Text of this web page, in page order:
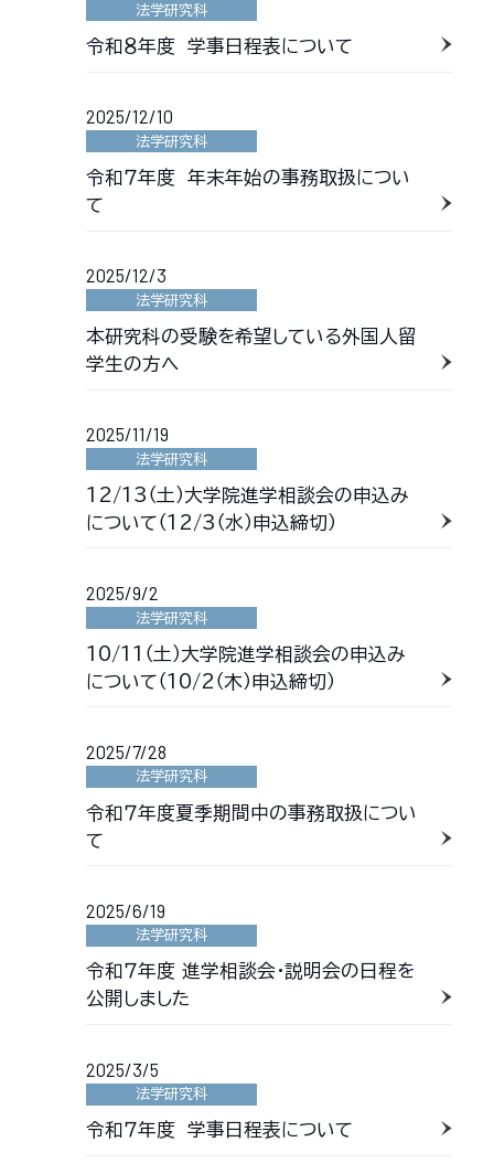
法学研究科
令和８年度 学事日程表について
2025/12/10
法学研究科
令和７年度 年末年始の事務取扱につい
て
2025/12/3
法学研究科
本研究科の受験を希望している外国人留
学生の方へ
2025/11/19
法学研究科
12/13（土）大学院進学相談会の申込み
について（12/3（水）申込締切）
2025/9/2
法学研究科
10/11（土）大学院進学相談会の申込み
について（10/2（木）申込締切）
2025/7/28
法学研究科
令和７年度夏季期間中の事務取扱につい
て
2025/6/19
法学研究科
令和７年度 進学相談会・説明会の日程を
公開しました
2025/3/5
法学研究科
令和７年度 学事日程表について